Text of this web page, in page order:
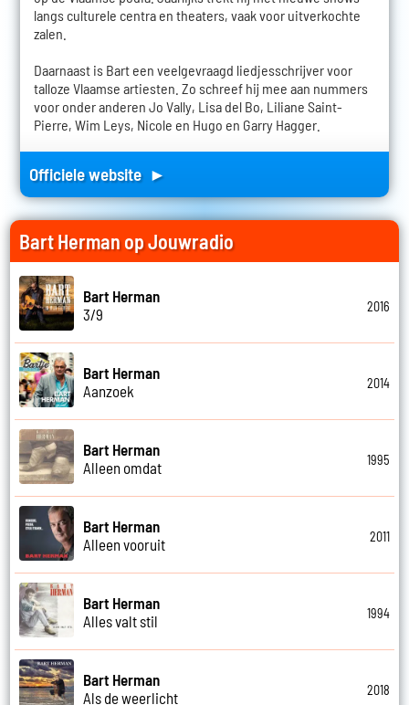
langs culturele centra en theaters, vaak voor uitverkochte
zalen.
Daarnaast is Bart een veelgevraagd liedjesschrijver voor
talloze Vlaamse artiesten. Zo schreef hij mee aan nummers
voor onder anderen Jo Vally, Lisa del Bo, Liliane Saint-
Pierre, Wim Leys, Nicole en Hugo en Garry Hagger.
Officiele website ►
Bart Herman op Jouwradio
Bart Herman
3/9
2016
Bart Herman
Aanzoek
2014
Bart Herman
Alleen omdat
1995
Bart Herman
Alleen vooruit
2011
Bart Herman
Alles valt stil
1994
Bart Herman
Als de weerlicht
2018